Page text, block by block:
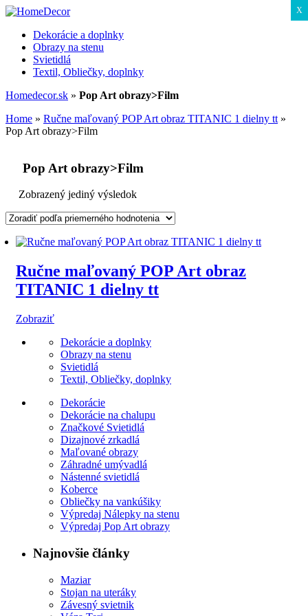
Dekorácie a doplnky
Obrazy na stenu
Svietidlá
Textil, Obliečky, doplnky
Homedecor.sk » Pop Art obrazy>Film
Home » Ručne maľovaný POP Art obraz TITANIC 1 dielny tt »
Pop Art obrazy>Film
Pop Art obrazy>Film
Zobrazený jediný výsledok
Ručne maľovaný POP Art obraz
TITANIC 1 dielny tt
Zobraziť
Dekorácie a doplnky
Obrazy na stenu
Svietidlá
Textil, Obliečky, doplnky
Dekorácie
Dekorácie na chalupu
Značkové Svietidlá
Dizajnové zrkadlá
Maľované obrazy
Záhradné umývadlá
Nástenné svietidlá
Koberce
Obliečky na vankúšiky
Výpredaj Nálepky na stenu
Výpredaj Pop Art obrazy
Najnovšie články
Maziar
Stojan na uteráky
Závesný svietnik
X